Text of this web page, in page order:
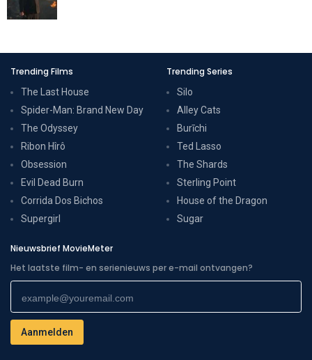
Trending Films
The Last House
Spider-Man: Brand New Day
The Odyssey
Ribon Hîrô
Obsession
Evil Dead Burn
Corrida Dos Bichos
Supergirl
Trending Series
Silo
Alley Cats
Burīchi
Ted Lasso
The Shards
Sterling Point
House of the Dragon
Sugar
Nieuwsbrief MovieMeter
Het laatste film- en serienieuws per e-mail ontvangen?